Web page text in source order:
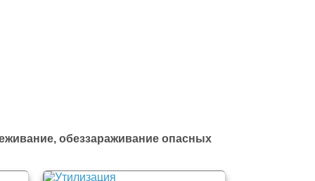
обеззараживание опасных